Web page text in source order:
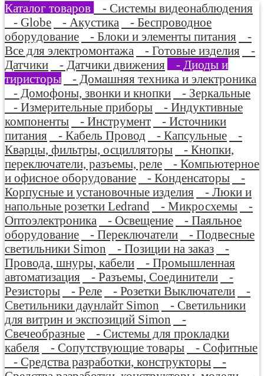
Каталог товаров
- Системы видеонаблюдения
- Globe
- Акустика
- Беспроводное
оборудование
- Блоки и элементы питания
-
Все для электромонтажа
- Готовые изделия
-
Датчики
- Датчики движения
- Диоды и
тиристоры
- Домашняя техника и электроника
- Домофоны, звонки и кнопки
- Зеркальные
- Измерительные приборы
- Индуктивные
компоненты
- Инструмент
- Источники
питания
- Кабель Провод - Капсульные
-
Кварцы, фильтры, осцилляторы
- Кнопки,
переключатели, разъемы, реле
- Компьютерное
и офисное оборудование
- Конденсаторы
-
Корпусные и установочные изделия
- Люки и
напольные розетки Ledrand
- Микросхемы
-
Оптоэлектроника
- Освещение
- Паяльное
оборудование
- Переключатели
- Подвесные
светильники Simon
- Позиции на заказ
-
Провода, шнуры, кабели
- Промышленная
автоматизация
- Разъемы, Соединители
-
Резисторы
- Реле - Розетки Выключатели
-
Светильники даунлайт Simon
- Светильники
для витрин и экспозиций Simon
-
Свечеобразные
- Системы для прокладки
кабеля
- Сопутствующие товары
- Софитные
- Средства разработки, конструкторы
-